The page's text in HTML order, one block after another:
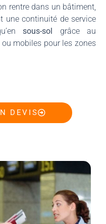
rentre dans un bâtiment,
une continuité de service
sous-sol grâce au
ou mobiles pour les zones
DEVIS